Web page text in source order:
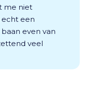
me niet
echt een
even van
veel